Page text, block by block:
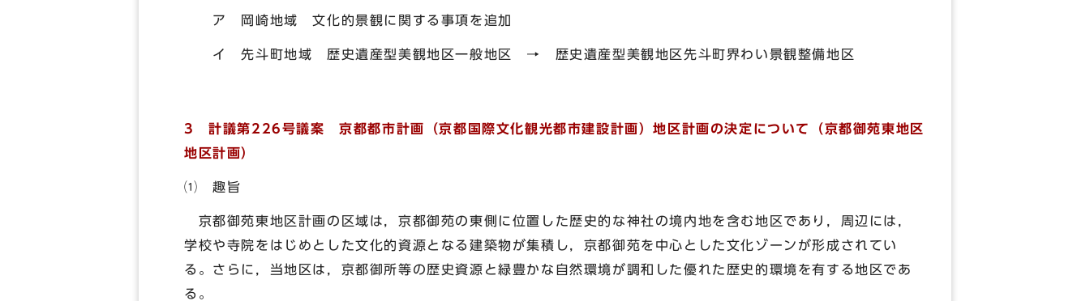
ア 岡崎地域 文化的景観に関する事項を追加
イ 先斗町地域 歴史遺産型美観地区一般地区 → 歴史遺産型美観地区先斗町界わい景観整備地区
3 計議第226号議案 京都都市計画（京都国際文化観光都市建設計画）地区計画の決定について（京都御苑東地区
地区計画）
⑴ 趣旨
京都御苑東地区計画の区域は，京都御苑の東側に位置した歴史的な神社の境内地を含む地区であり，周辺には，
学校や寺院をはじめとした文化的資源となる建築物が集積し，京都御苑を中心とした文化ゾーンが形成されてい
る。さらに，当地区は，京都御所等の歴史資源と緑豊かな自然環境が調和した優れた歴史的環境を有する地区であ
る。